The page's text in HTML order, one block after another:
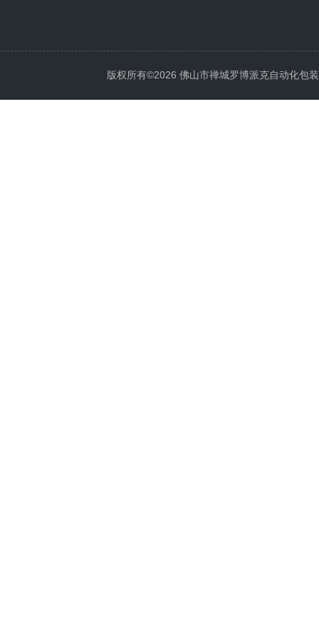
版权所有©2026 佛山市禅城罗博派克自动化